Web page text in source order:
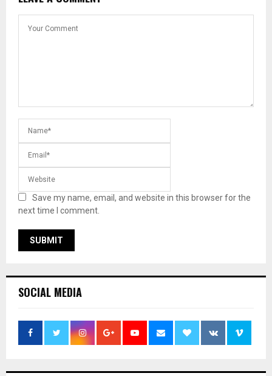
Save my name, email, and website in this browser for the
next time I comment.
SOCIAL MEDIA